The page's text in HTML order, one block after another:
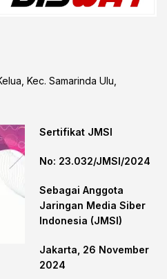
Kec. Samarinda Ulu,
Sertifikat JMSI
No: 23.032/JMSI/2024
Sebagai Anggota
Jaringan Media Siber
Indonesia (JMSI)
Jakarta, 26 November
2024